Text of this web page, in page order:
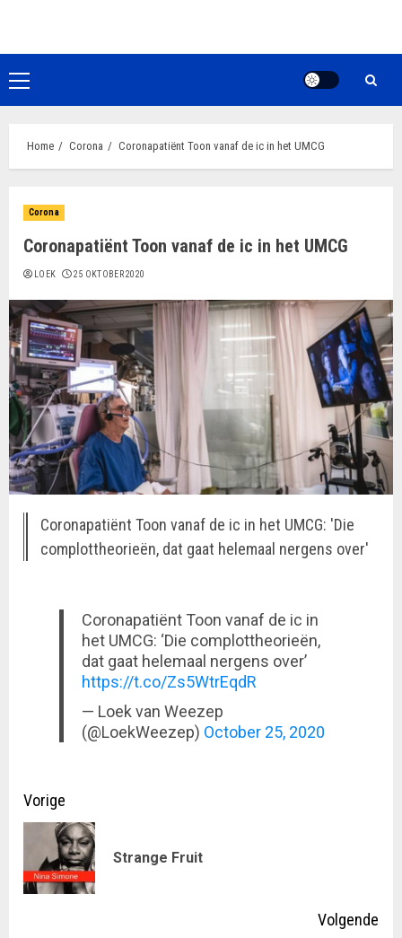
de
inhoudPrimair
menu
Home Corona Coronapatiënt Toon vanaf de ic in het UMCG
Corona
Coronapatiënt Toon vanaf de ic in het UMCG
LOEK 25 OKTOBER 2020
Coronapatiënt Toon vanaf de ic in het UMCG: 'Die
complottheorieën, dat gaat helemaal nergens over'
Coronapatiënt Toon vanaf de ic in
het UMCG: ‘Die complottheorieën,
dat gaat helemaal nergens over’
https://t.co/Zs5WtrEqdR
— Loek van Weezep
(@LoekWeezep) October 25, 2020
Doorgaan
met
lezen
Vorige
Strange Fruit
Volgende